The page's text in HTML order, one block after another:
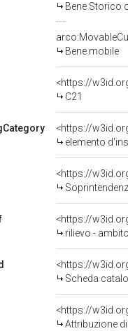
Bene Storico
Bene mobile
<https://
C21
<https://
elemento
<https://
<https://
rilievo -
<https://
Scheda
Attribuzione